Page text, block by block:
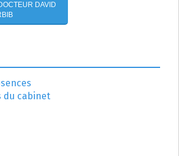
DAVID
du cabinet